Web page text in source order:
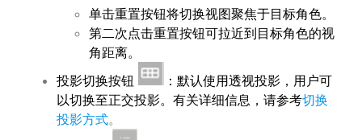
单击重置按钮将切换视图聚焦于目标角色。
第二次点击重置按钮可拉近到目标角色的视
角距离。
投影切换按钮
：默认使用透视投影，用户可
以切换至正交投影。有关详细信息，请参考切换
投影方式。